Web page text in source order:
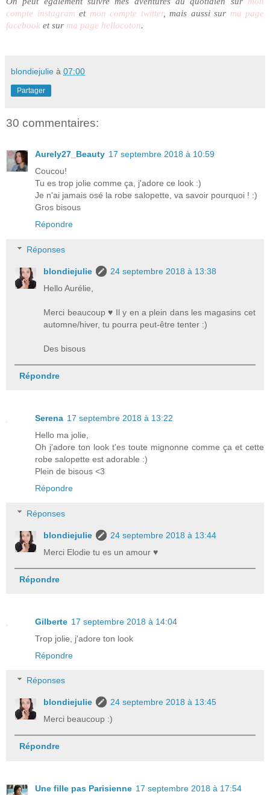
compte instagram et mon compte twitter, mais aussi sur ma page
facebook et sur ma page hellocoton.
blondiejulie à 07:00
Partager
30 commentaires:
Aurely27_Beauty 17 septembre 2018 à 10:59
Coucou!
Tu es trop jolie comme ça, j'adore ce look :)
Je n'ai jamais osé la robe salopette, va savoir pourquoi ! :)
Gros bisous
Répondre
Réponses
blondiejulie
24 septembre 2018 à 13:38
Hello Aurélie,
Merci beaucoup ♥ Il y en a plein dans les magasins cet
automne/hiver, tu pourra peut-être tenter :)
Des bisous
Répondre
Serena 17 septembre 2018 à 13:22
Hello ma jolie,
Oh j'adore ton look t'es toute mignonne comme ça et cette
robe salopette est adorable :)
Plein de bisous <3
Répondre
Réponses
blondiejulie
24 septembre 2018 à 13:44
Merci Elodie tu es un amour ♥
Répondre
Gilberte 17 septembre 2018 à 14:04
Trop jolie, j'adore ton look
Répondre
Réponses
blondiejulie
24 septembre 2018 à 13:45
Merci beaucoup :)
Répondre
Une fille pas Parisienne 17 septembre 2018 à 17:54